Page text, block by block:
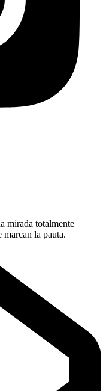
mirada totalmente
marcan la pauta.